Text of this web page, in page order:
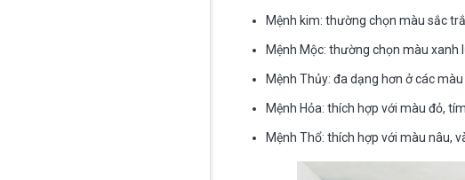
Mệnh kim: thường chọn màu sắc
Mệnh Mộc: thường chọn màu xanh
Mệnh Thủy: đa dạng hơn ở các
Mệnh Hỏa: thích hợp với màu đỏ,
Mệnh Thổ: thích hợp với màu nâu,